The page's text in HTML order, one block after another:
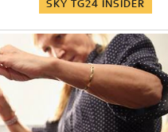
SKY TG24 INSIDER